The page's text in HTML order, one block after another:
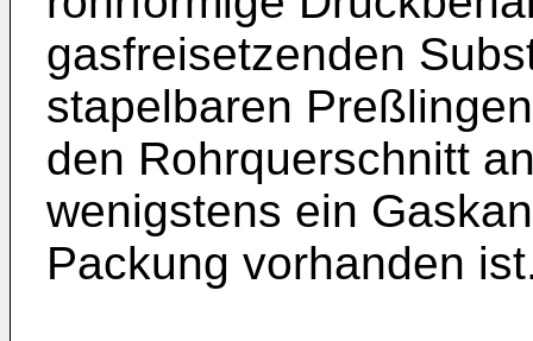
gasfreisetzenden
stapelbaren
den Rohrquerschnitt
wenigstens ein
Packung vorhanden